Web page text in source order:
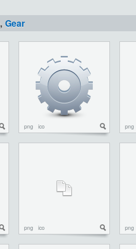
, Gear
png ico png
png ico png